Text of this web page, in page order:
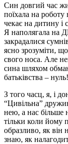
Син довгий час
поїхала на
чекає на дитину і
Я наполягала на
закрадалися
ясно зрозуміти, що
свого носа. Але
сина шляхом
батьківства – нуль!
З того часц, я, і
“Цивільна”
нею, а нас більше
тільки коли йому
образливо, як він
знаю, як